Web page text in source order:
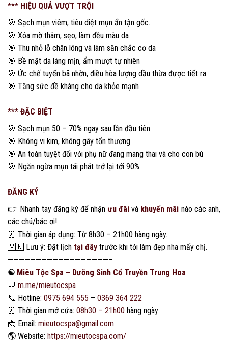
*** HIỆU QUẢ VƯỢT TRỘI
🎯 Sạch mụn viêm, tiêu diệt mụn ẩn tận gốc.
🎯 Xóa mờ thâm, sẹo, làm đều màu da
🎯 Thu nhỏ lỗ chân lông và làm săn chắc cơ da
🎯 Bề mặt da láng mịn, ẩm mượt tự nhiên
🎯 Ức chế tuyến bã nhờn, điều hòa lượng dầu thừa được tiết ra
🎯 Tăng sức đề kháng cho da khỏe mạnh
*** ĐẶC BIỆT
🎯 Sạch mụn 50 – 70% ngay sau lần đầu tiên
🎯 Không vi kim, không gây tổn thương
🎯 An toàn tuyệt đối với phụ nữ đang mang thai và cho con bú
🎯 Ngăn ngừa mụn tái phát trở lại tới 90%
ĐĂNG KÝ
👉 Nhanh tay đăng ký để nhận ưu đãivà khuyến mãi nào các anh,
các chú/bác ơi!
⏰ Thời gian áp dụng: Từ 8h30 – 21h00 hàng ngày.
🇻🇳 Lưu ý: Đặt lịch tại đây trước khi tới làm đẹp nha mấy chị.
——————————————————–
☯️ Miêu Tộc Spa – Dưỡng Sinh Cổ Truyền Trung Hoa
💬 m.me/mieutocspa
📞 Hotline: 0975 694 555 – 0369 364 222
⏰ Thời gian mở cửa: 08h30 – 21h00 hàng ngày
📩 Email: mieutocspa@gmail.com
🌎 Website: https://mieutocspa.com/